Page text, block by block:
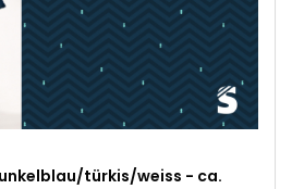
türkis/weiss - ca.